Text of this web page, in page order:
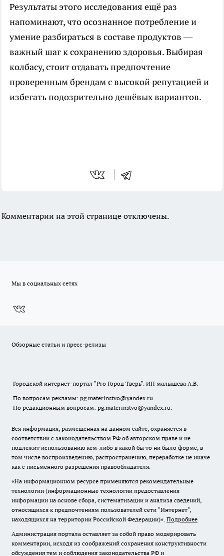
Результаты этого исследования ещё раз
напоминают, что осознанное потребление и
умение разбираться в составе продуктов —
важный шаг к сохранению здоровья. Выбирая
колбасу, стоит отдавать предпочтение
проверенным брендам с высокой репутацией и
избегать подозрительно дешёвых вариантов.
Комментарии на этой странице отключены.
Мы в социальных сетях
Обзорные статьи и пресс-релизы
Городской интернет-портал "Pro Город Тверь". ИП малышева А.В.
По вопросам рекламы: pg.materinstvo@yandex.ru.
По редакционным вопросам: pg.materinstvo@yandex.ru.
Вся информация, размещенная на данном сайте, охраняется в
соответствии с законодательством РФ об авторском праве и не
подлежит использованию кем-либо в какой бы то ни было форме, в
том числе воспроизведению, распространению, переработке не иначе
как с письменного разрешения правообладателя.
«На информационном ресурсе применяются рекомендательные
технологии (информационные технологии предоставления
информации на основе сбора, систематизации и анализа сведений,
относящихся к предпочтениям пользователей сети "Интернет",
находящихся на территории Российской Федерации)». Подробнее
Администрация портала оставляет за собой право модерировать
комментарии, исходя из соображений сохранения конструктивности
обсуждения тем и соблюдения законодательства РФ и